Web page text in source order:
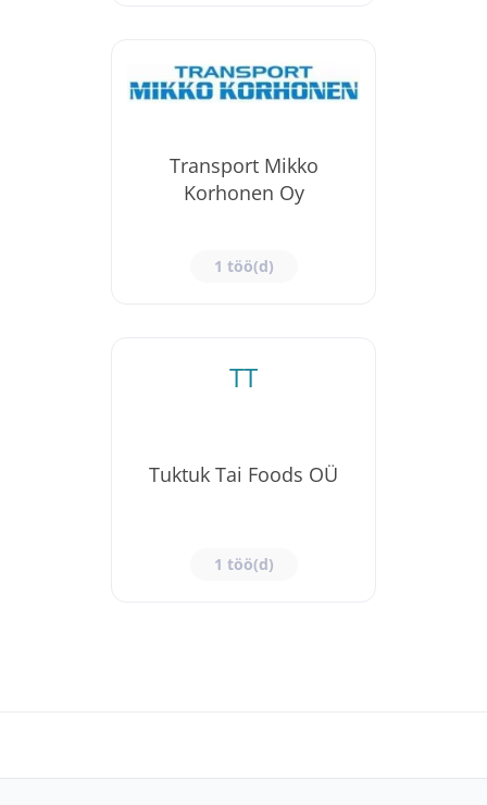
Transport Mikko
Korhonen Oy
1 töö(d)
TT
Tuktuk Tai Foods OÜ
1 töö(d)